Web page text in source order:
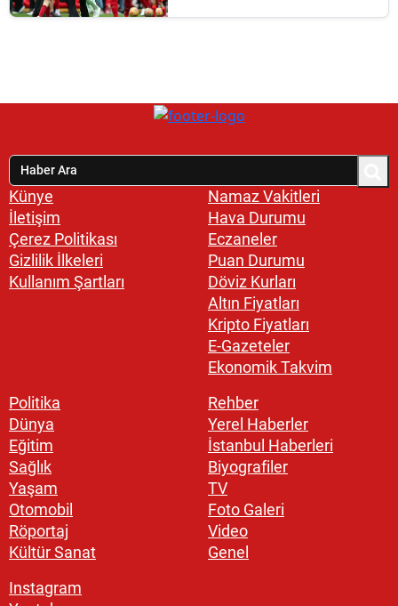
Künye
İletişim
Çerez Politikası
Gizlilik İlkeleri
Kullanım Şartları
Namaz Vakitleri
Hava Durumu
Eczaneler
Puan Durumu
Döviz Kurları
Altın Fiyatları
Kripto Fiyatları
E-Gazeteler
Ekonomik Takvim
Politika
Dünya
Eğitim
Sağlık
Yaşam
Otomobil
Röportaj
Kültür Sanat
Rehber
Yerel Haberler
İstanbul Haberleri
Biyografiler
TV
Foto Galeri
Video
Genel
Instagram